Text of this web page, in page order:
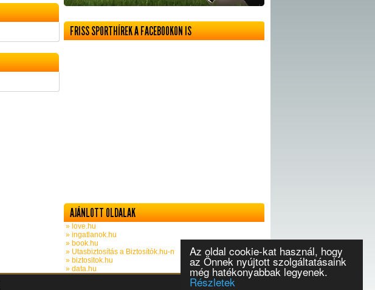
Az oldal cookie-kat használ, hogy
az Önnek nyújtott szolgáltatásaink
még hatékonyabbak legyenek.
Részletek
FRISS SPORTHÍREK A FACEBOOKON IS
AJÁNLOTT OLDALAK
» love.hu
» ingatlanok.hu
» book.hu
» Utasbiztosítás a Biztosítók.hu-n
» biztositok.hu
» data.hu